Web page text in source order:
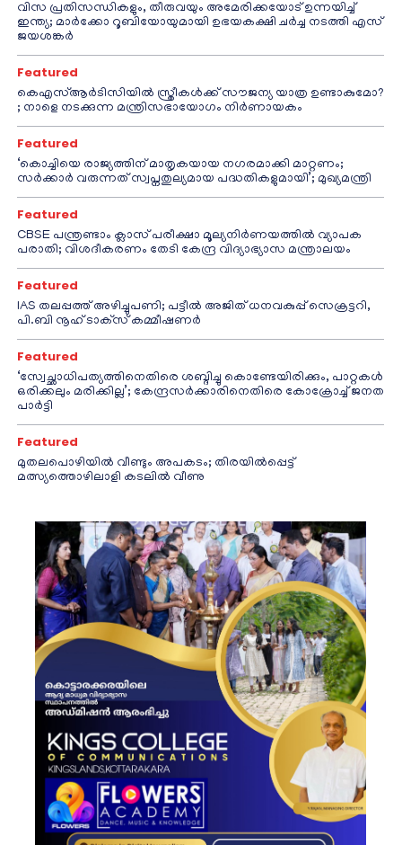
വിസ പ്രതിസന്ധികളും, തീരുവയും അമേരിക്കയോട് ഉന്നയിച്ച്
ഇന്ത്യ; മാർക്കോ റൂബിയോയുമായി ഉഭയകക്ഷി ചർച്ച നടത്തി എസ്
ജയശങ്കർ
Featured
കെഎസ്ആർടിസിയിൽ സ്ത്രീകൾക്ക് സൗജന്യ യാത്ര ഉണ്ടാകുമോ?
; നാളെ നടക്കുന്ന മന്ത്രിസഭായോഗം നിർണായകം
Featured
‘കൊച്ചിയെ രാജ്യത്തിന് മാതൃകയായ നഗരമാക്കി മാറ്റണം;
സർക്കാർ വരുന്നത് സ്വപ്നതുല്യമായ പദ്ധതികളുമായി’; മുഖ്യമന്ത്രി
Featured
CBSE പന്ത്രണ്ടാം ക്ലാസ് പരീക്ഷാ മൂല്യനിർണയത്തിൽ വ്യാപക
പരാതി; വിശദീകരണം തേടി കേന്ദ്ര വിദ്യാഭ്യാസ മന്ത്രാലയം
Featured
IAS തലപ്പത്ത് അഴിച്ചുപണി; പട്ടീല്‍ അജിത് ധനവകുപ്പ് സെക്രട്ടറി,
പി.ബി നൂഹ് ടാക്‌സ് കമ്മീഷണര്‍
Featured
‘സ്വേച്ഛാധിപത്യത്തിനെതിരെ ശബ്ദിച്ചു കൊണ്ടേയിരിക്കും, പാറ്റകൾ
ഒരിക്കലും മരിക്കില്ല’; കേന്ദ്രസർക്കാരിനെതിരെ കോക്രോച്ച് ജനത
പാർട്ടി
Featured
മുതലപൊഴിയിൽ വീണ്ടും അപകടം; തിരയിൽപ്പെട്ട്
മത്സ്യത്തൊഴിലാളി കടലിൽ വീണു